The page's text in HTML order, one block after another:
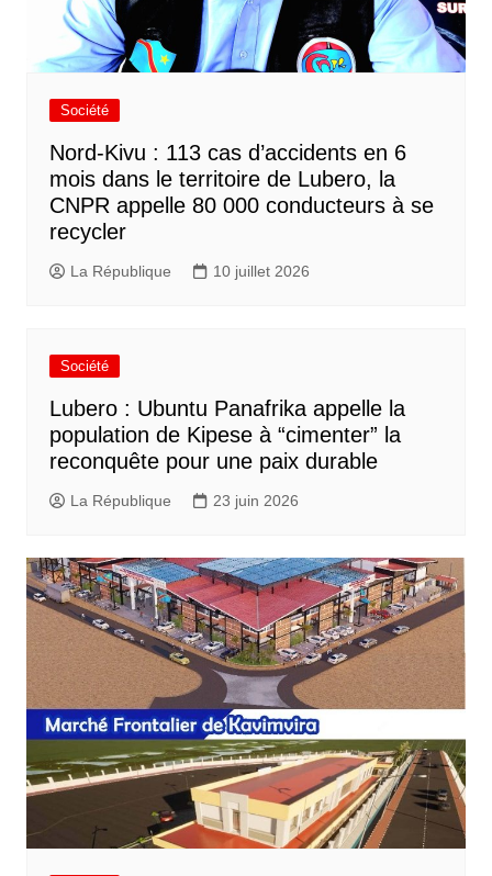
Société
Nord-Kivu : 113 cas d’accidents en 6
mois dans le territoire de Lubero, la
CNPR appelle 80 000 conducteurs à se
recycler
La République 10 juillet 2026
Société
Lubero : Ubuntu Panafrika appelle la
population de Kipese à “cimenter” la
reconquête pour une paix durable
La République 23 juin 2026